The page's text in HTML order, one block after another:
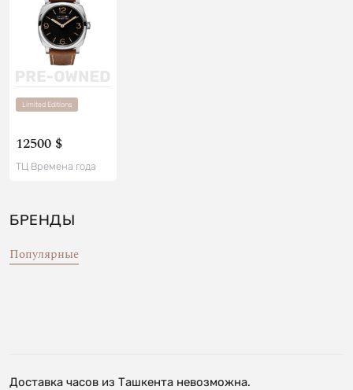
Limited Editions
12500 $
ТЦ Времена года
БРЕНДЫ
Популярные
Доставка часов из Ташкента невозможна.